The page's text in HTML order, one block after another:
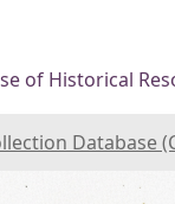
of Historical
Database